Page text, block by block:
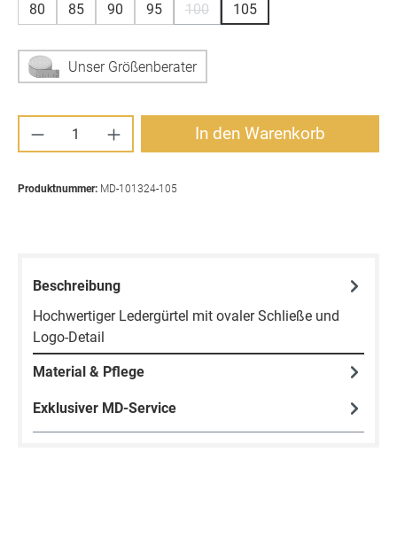
80
85 90 95 100
(Diese Option ist zurzeit nicht
105
Unser Größenberater
Produkt Anzahl: Gib den gewünschten
In den Warenkorb
Produktnummer: MD-101324-105
Beschreibung
Hochwertiger Ledergürtel mit ovaler Schließe und
Logo-Detail
Material & Pflege
Exklusiver MD-Service